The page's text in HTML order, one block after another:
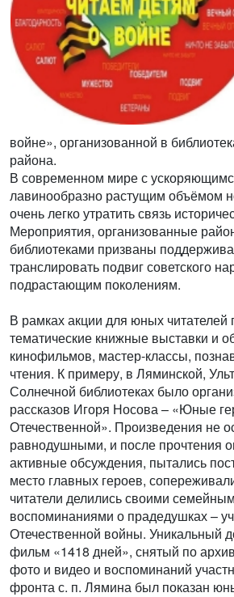
войне», организованной в
района.
В современном мире с
лавинообразно растущим объёмом
очень легко утратить связь
Мероприятия, организованные
библиотеками призваны
транслировать подвиг советского
подрастающим поколениям.
В рамках акции для юных читателей
тематические книжные выставки и
кинофильмов, мастер-классы,
чтения. К примеру, в Ляминской,
Солнечной библиотеках было
рассказов Игоря Носова – «Юные
Отечественной». Произведения не
равнодушными, и после прочтения
активные обсуждения, пытались
место главных героев,
читатели делились своими
воспоминаниями о прадедушках –
Отечественной войны. Уникальный
фильм «1418 дней», снятый по
фото и видео и воспоминаний
фронта с. п. Лямина был показан